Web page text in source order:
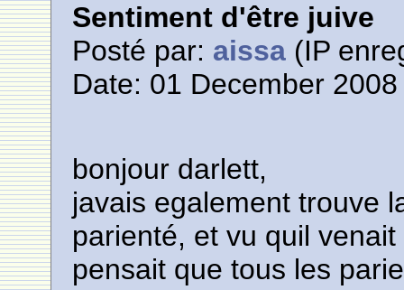
Sentiment d'être juive
Posté par: aissa (IP
Date: 01 December
bonjour darlett,
javais egalement trouve
parienté, et vu quil
pensait que tous les